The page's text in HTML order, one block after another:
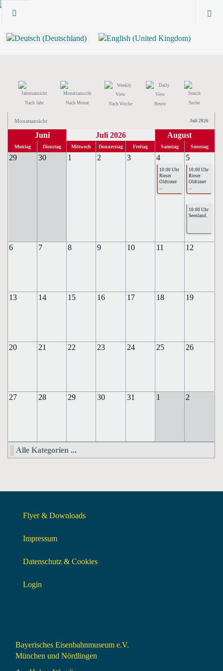
Nach Jahr Nach Monat Nach Woche Heute Suche
Monatsansicht Juli 2026
Juni Juli 2026 August
Montag Dienstag Mittwoch Donnerstag Freitag Samstag Sonntag
29 30 1 2 3 4 5
10:00 Uhr
Rieser
Oldtimer
...
10:00 Uhr
Rieser
Oldtimer
...
10:00 Uhr
Seenland..
6 7 8 9 10 11 12
13 14 15 16 17 18 19
20 21 22 23 24 25 26
27 28 29 30 31 1 2
Alle Kategorien ...
Flyer & Downloads
Impressum
Datenschutz & Cookies
Login
Bayerisches Eisenbahnmuseum e.V.
München und Nördlingen